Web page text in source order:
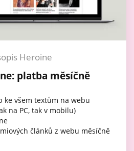
Heroine
platba měsíčně
ke všem textům na webu
na PC, tak v mobilu)
článků z webu měsíčně